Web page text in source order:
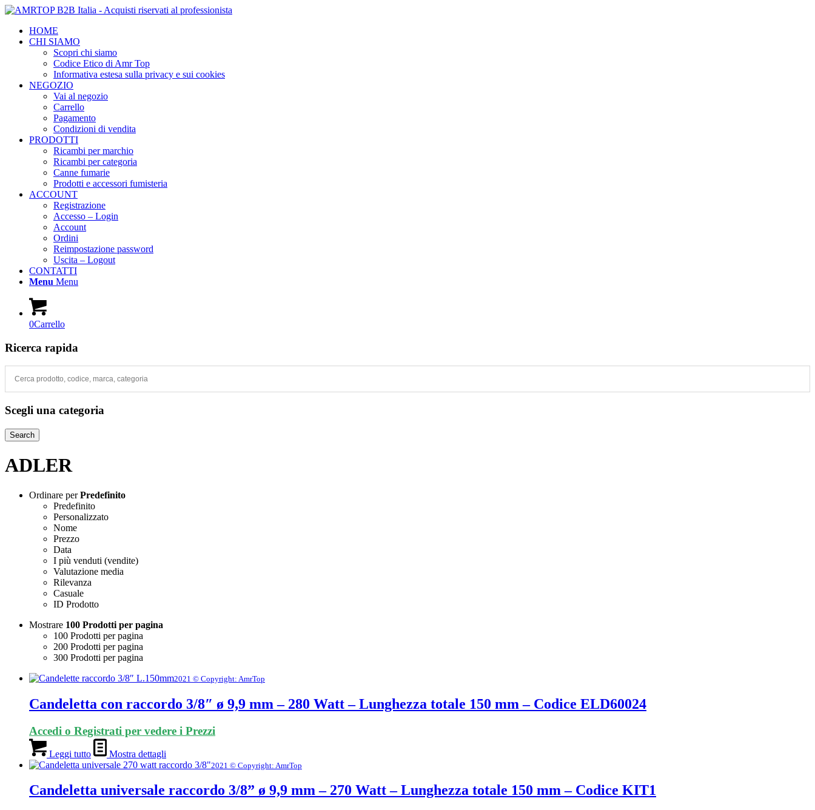
HOME
CHI SIAMO
Scopri chi siamo
Codice Etico di Amr Top
Informativa estesa sulla privacy e sui cookies
NEGOZIO
Vai al negozio
Carrello
Pagamento
Condizioni di vendita
PRODOTTI
Ricambi per marchio
Ricambi per categoria
Canne fumarie
Prodotti e accessori fumisteria
ACCOUNT
Registrazione
Accesso – Login
Account
Ordini
Reimpostazione password
Uscita – Logout
CONTATTI
Menu Menu
0Carrello
Ricerca rapida
Scegli una categoria
Search
ADLER
Ordinare perPredefinito
Predefinito
Personalizzato
Nome
Prezzo
Data
I più venduti (vendite)
Valutazione media
Rilevanza
Casuale
ID Prodotto
Mostrare 100 Prodotti per pagina
100 Prodotti per pagina
200 Prodotti per pagina
300 Prodotti per pagina
2021 © Copyright: AmrTop
Candeletta con raccordo 3/8″ ø 9,9 mm – 280 Watt – Lunghezza totale 150 mm – Codice ELD60024
Accedi o Registrati per vedere i Prezzi
Leggi tutto Mostra dettagli
2021 © Copyright: AmrTop
Candeletta universale raccordo 3/8” ø 9,9 mm – 270 Watt – Lunghezza totale 150 mm – Codice KIT1